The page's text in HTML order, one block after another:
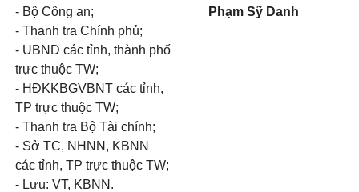
- Bộ Công an;
- Thanh tra Chính phủ;
- UBND các tỉnh, thành phố
trực thuộc TW;
- HĐKKBGVBNT các tỉnh,
TP trực thuộc TW;
- Thanh tra Bộ Tài chính;
- Sở TC, NHNN, KBNN
các tỉnh, TP trực thuộc TW;
- Lưu: VT, KBNN.
Phạm Sỹ Danh